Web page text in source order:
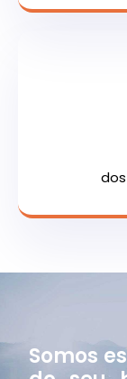
Somos